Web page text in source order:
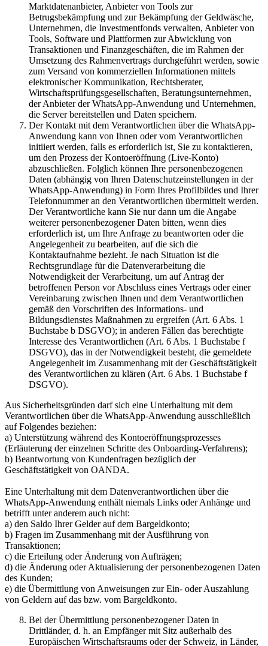
Marktdatenanbieter, Anbieter von Tools zur
Betrugsbekämpfung und zur Bekämpfung der Geldwäsche,
Unternehmen, die Investmentfonds verwalten, Anbieter von
Tools, Software und Plattformen zur Abwicklung von
Transaktionen und Finanzgeschäften, die im Rahmen der
Umsetzung des Rahmenvertrags durchgeführt werden, sowie
zum Versand von kommerziellen Informationen mittels
elektronischer Kommunikation, Rechtsberater,
Wirtschaftsprüfungsgesellschaften, Beratungsunternehmen,
der Anbieter der WhatsApp-Anwendung und Unternehmen,
die Server bereitstellen und Daten speichern.
Der Kontakt mit dem Verantwortlichen über die WhatsApp-
Anwendung kann von Ihnen oder vom Verantwortlichen
initiiert werden, falls es erforderlich ist, Sie zu kontaktieren,
um den Prozess der Kontoeröffnung (Live-Konto)
abzuschließen. Folglich können Ihre personenbezogenen
Daten (abhängig von Ihren Datenschutzeinstellungen in der
WhatsApp-Anwendung) in Form Ihres Profilbildes und Ihrer
Telefonnummer an den Verantwortlichen übermittelt werden.
Der Verantwortliche kann Sie nur dann um die Angabe
weiterer personenbezogener Daten bitten, wenn dies
erforderlich ist, um Ihre Anfrage zu beantworten oder die
Angelegenheit zu bearbeiten, auf die sich die
Kontaktaufnahme bezieht. Je nach Situation ist die
Rechtsgrundlage für die Datenverarbeitung die
Notwendigkeit der Verarbeitung, um auf Antrag der
betroffenen Person vor Abschluss eines Vertrags oder einer
Vereinbarung zwischen Ihnen und dem Verantwortlichen
gemäß den Vorschriften des Informations- und
Bildungsdienstes Maßnahmen zu ergreifen (Art. 6 Abs. 1
Buchstabe b DSGVO); in anderen Fällen das berechtigte
Interesse des Verantwortlichen (Art. 6 Abs. 1 Buchstabe f
DSGVO), das in der Notwendigkeit besteht, die gemeldete
Angelegenheit im Zusammenhang mit der Geschäftstätigkeit
des Verantwortlichen zu klären (Art. 6 Abs. 1 Buchstabe f
DSGVO).
Aus Sicherheitsgründen darf sich eine Unterhaltung mit dem
Verantwortlichen über die WhatsApp-Anwendung ausschließlich
auf Folgendes beziehen:
a) Unterstützung während des Kontoeröffnungsprozesses
(Erläuterung der einzelnen Schritte des Onboarding-Verfahrens);
b) Beantwortung von Kundenfragen bezüglich der
Geschäftstätigkeit von OANDA.
Eine Unterhaltung mit dem Datenverantwortlichen über die
WhatsApp-Anwendung enthält niemals Links oder Anhänge und
betrifft unter anderem auch nicht:
a) den Saldo Ihrer Gelder auf dem Bargeldkonto;
b) Fragen im Zusammenhang mit der Ausführung von
Transaktionen;
c) die Erteilung oder Änderung von Aufträgen;
d) die Änderung oder Aktualisierung der personenbezogenen Daten
des Kunden;
e) die Übermittlung von Anweisungen zur Ein- oder Auszahlung
von Geldern auf das bzw. vom Bargeldkonto.
Bei der Übermittlung personenbezogener Daten in
Drittländer, d. h. an Empfänger mit Sitz außerhalb des
Europäischen Wirtschaftsraums oder der Schweiz, in Länder,